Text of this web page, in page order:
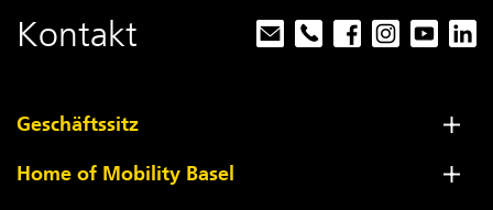
Kontakt
Geschäftssitz
Home of Mobility Basel